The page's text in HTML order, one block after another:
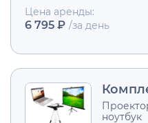
Цена аренды:
6 795 ₽ /за день
ноутбук